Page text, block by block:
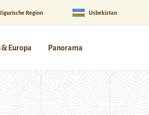
Region Usbekistan
Europa Panorama